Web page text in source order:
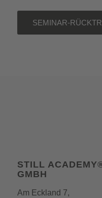
SEMINAR-
STILL
GMBH
Am Eckland 7,